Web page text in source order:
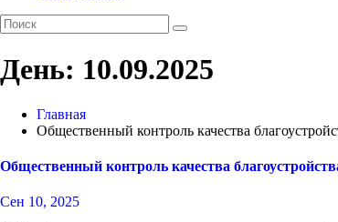
День: 10.09.2025
Главная
Общественный контроль качества
Общественный контроль качества
Сен 10, 2025